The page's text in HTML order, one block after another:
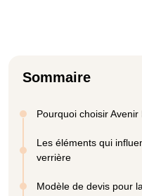
Sommaire
Pourquoi choisir
Les éléments qui
verrière
Modèle de devis pour